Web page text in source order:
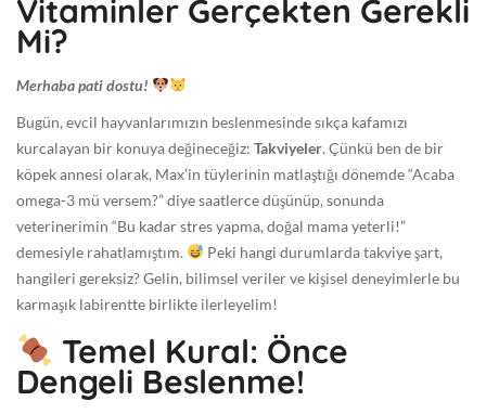
0
5
1
T
1
0
:
0
7
:
2
7
Vitaminler Gerçekten Gerekli
Mi?
Merhaba pati dostu!
Bugün, evcil hayvanlarımızın beslenmesinde sıkça kafamızı
kurcalayan bir konuya değineceğiz: Takviyeler. Çünkü ben de bir
köpek annesi olarak, Max’in tüylerinin matlaştığı dönemde “Acaba
omega-3 mü versem?” diye saatlerce düşünüp, sonunda
veterinerimin “Bu kadar stres yapma, doğal mama yeterli!”
demesiyle rahatlamıştım.
Peki hangi durumlarda takviye şart,
hangileri gereksiz? Gelin, bilimsel veriler ve kişisel deneyimlerle bu
karmaşık labirentte birlikte ilerleyelim!
Temel Kural: Önce
Dengeli Beslenme!